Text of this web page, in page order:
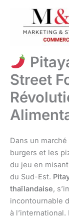
contenu
Street
Dans un marché
burgers et les
du jeu en
du Sud-Est.
thaïlandaise,
incontournable
à